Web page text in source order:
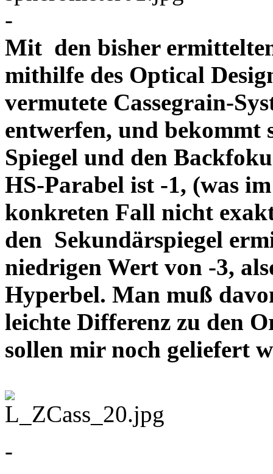
-
Mit den bisher
mithilfe des Optical
vermutete Cassegrain-
entwerfen, und bekommt
Spiegel und den
HS-Parabel ist -1, (was im
konkreten Fall nicht
den Sekundärspiegel
niedrigen Wert von -3,
Hyperbel. Man muß
leichte Differenz zu den
sollen mir noch
-